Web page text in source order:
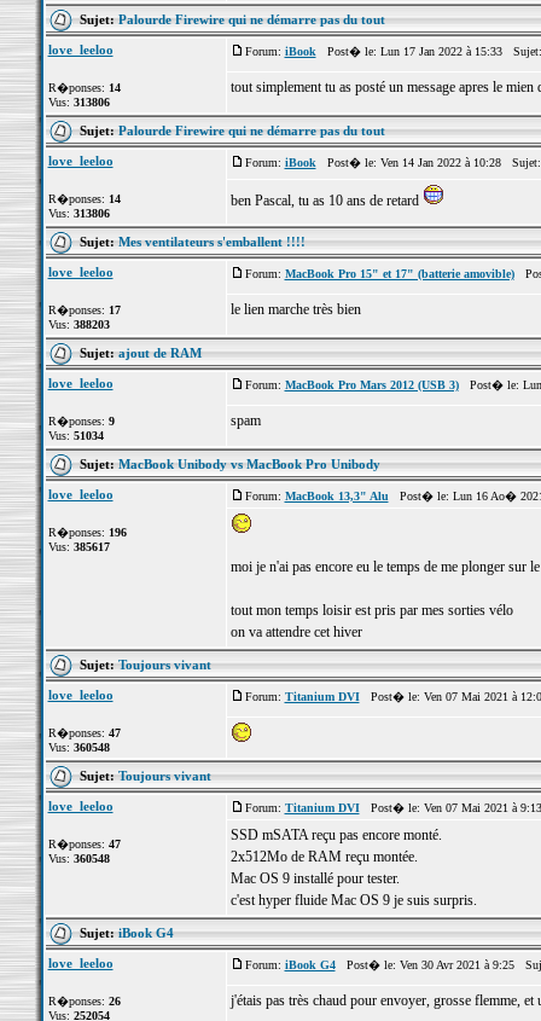
Sujet:Palourde Firewire qui ne démarre pas du tout
love_leeloo
R�ponses: 14
Vus: 313806
Forum: iBook Post� le: Lun 17 Jan 2022 à 15:33
tout simplement tu as posté un message apres le
Sujet:Palourde Firewire qui ne démarre pas du tout
love_leeloo
R�ponses: 14
Vus: 313806
Forum: iBook Post� le: Ven 14 Jan 2022 à 10:28
ben Pascal, tu as 10 ans de retard
Sujet:Mes ventilateurs s'emballent !!!!
love_leeloo
R�ponses: 17
Vus: 388203
Forum: MacBook Pro 15" et 17" (batterie amovible)
le lien marche très bien
Sujet:ajout de RAM
love_leeloo
R�ponses: 9
Vus: 51034
Forum: MacBook Pro Mars 2012 (USB 3)Post� le: Lun
spam
Sujet:MacBook Unibody vs MacBook Pro Unibody
love_leeloo
R�ponses: 196
Vus: 385617
Forum: MacBook 13,3" Alu Post� le: Lun 16 Ao�
moi je n'ai pas encore eu le temps de me plonger sur
tout mon temps loisir est pris par mes sorties vélo
on va attendre cet hiver
Sujet:Toujours vivant
love_leeloo
R�ponses: 47
Vus: 360548
Forum: Titanium DVIPost� le: Ven 07 Mai 2021 à
Sujet:Toujours vivant
love_leeloo
R�ponses: 47
Vus: 360548
Forum: Titanium DVIPost� le: Ven 07 Mai 2021 à
SSD mSATA reçu pas encore monté.
2x512Mo de RAM reçu montée.
Mac OS 9 installé pour tester.
c'est hyper fluide Mac OS 9 je suis surpris.
Sujet:iBook G4
love_leeloo
R�ponses: 26
Vus: 252054
Forum: iBook G4Post� le: Ven 30 Avr 2021 à 9:25
j'étais pas très chaud pour envoyer, grosse flemme,